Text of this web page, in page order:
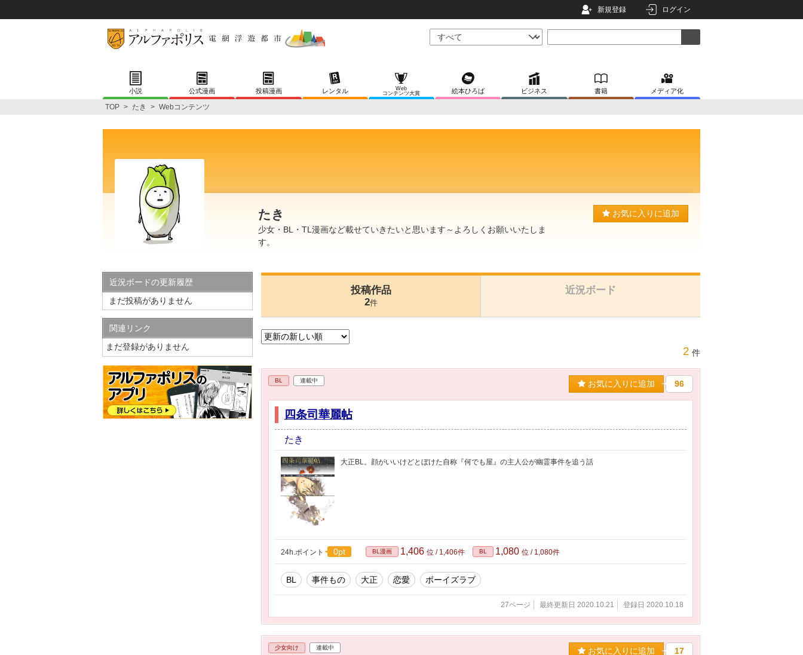
新規登録 ログイン
小説 公式漫画 投稿漫画 レンタル
Web
コンテンツ大賞
絵本ひろば ビジネス 書籍 メディア化
TOP > たき > Webコンテンツ
たき
少女・BL・TL漫画など載せていきたいと思います～よろしくお願いいたしま
す。
お気に入りに追加
投稿作品
2件
近況ボード
2 件
BL 連載中 お気に入りに追加 96
四条司華麗帖
たき
大正BL。顔がいいけどとぼけた自称『何でも屋』の主人公が幽霊事件を追う話
24h.ポイント 0pt BL漫画 1,406 位 / 1,406件 BL 1,080 位 / 1,080件
BL 事件もの 大正 恋愛 ボーイズラブ
27ページ 最終更新日 2020.10.21 登録日 2020.10.18
少女向け 連載中 お気に入りに追加 17
近況ボードの更新履歴
まだ投稿がありません
関連リンク
まだ登録がありません